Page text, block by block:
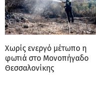
Χωρίς ενεργό μέτωπο η
φωτιά στο Μονοπήγαδο
Θεσσαλονίκης